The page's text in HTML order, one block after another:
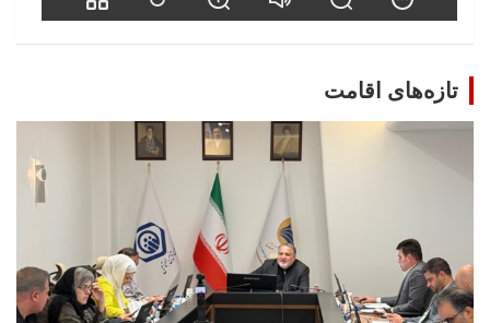
تازه‌های اقامت